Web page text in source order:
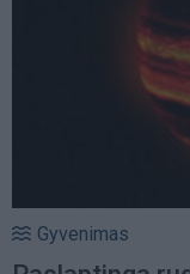
Gyvenimas